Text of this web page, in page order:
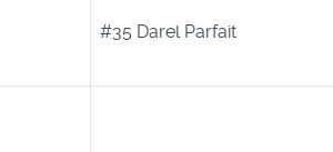
#35 Darel Parfait